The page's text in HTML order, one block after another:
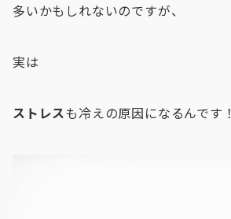
多いかもしれないのですが、
実は
ストレスも冷えの原因になるんです！